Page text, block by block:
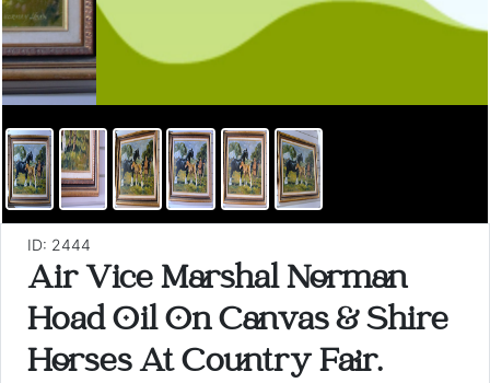
ID: 2444
Air Vice Marshal Norman
Hoad Oil On Canvas & Shire
Horses At Country Fair.